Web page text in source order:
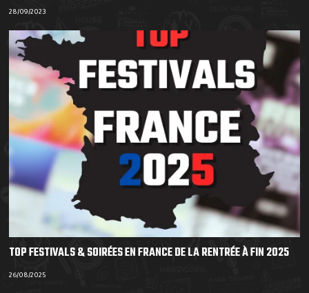
28/09/2023
TOP FESTIVALS & SOIRÉES EN FRANCE DE LA RENTRÉE À FIN 2025
26/08/2025